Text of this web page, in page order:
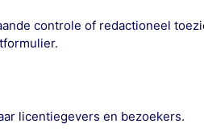
controle of redactioneel
licentiegevers en bezoekers.